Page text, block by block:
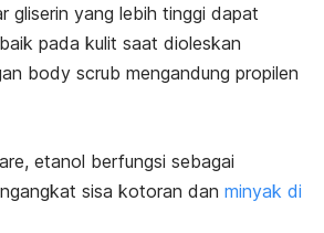
gliserin yang lebih tinggi dapat
pada kulit saat dioleskan
body scrub mengandung propilen
, etanol berfungsi sebagai
sisa kotoran dan minyak di